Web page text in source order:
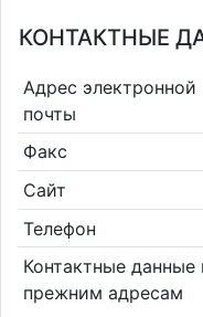
КОНТАКТНЫЕ
Адрес электронной
почты
Факс
Сайт
Телефон
Контактные данные
прежним адресам